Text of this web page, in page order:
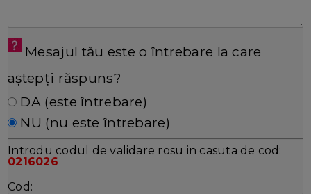
Mesajul tău este o întrebare la care
aștepți răspuns?
DA (este întrebare)
NU (nu este întrebare)
Introdu codul de validare rosu in casuta de cod:
0216026
Cod: